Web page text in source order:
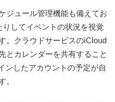
ジュール管理機能も備えてお
してイベントの状況を視覚
。クラウドサービスのiCloud
とカレンダーを共有すること
ンしたアカウントの予定が自
。